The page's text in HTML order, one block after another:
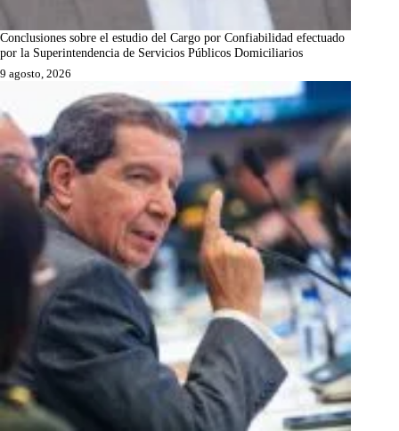
Conclusiones sobre el estudio del Cargo por Confiabilidad efectuado
por la Superintendencia de Servicios Públicos Domiciliarios
9 agosto, 2026